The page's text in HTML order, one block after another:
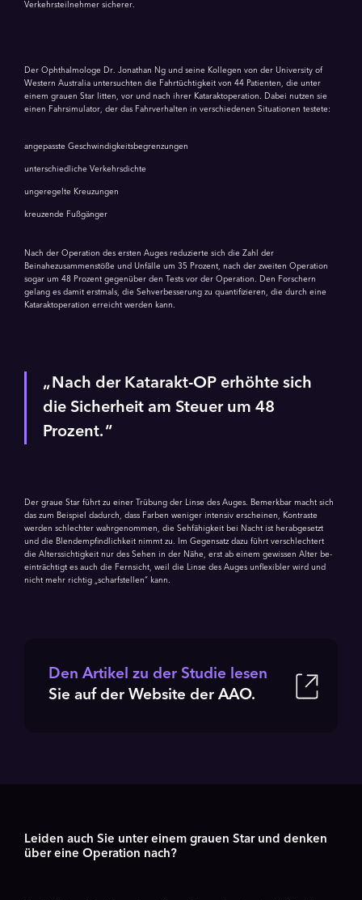
Verkehrsteilnehmer sicherer.
Der Ophthalmologe Dr. Jonathan Ng und seine Kollegen von der University of
Western Australia untersuchten die Fahrtüchtigkeit von 44 Patienten, die unter
einem grauen Star litten, vor und nach ihrer Kataraktoperation. Dabei nutzen sie
einen Fahrsimulator, der das Fahrverhalten in verschiedenen Situationen testete:
angepasste Geschwindigkeitsbegrenzungen
unterschiedliche Verkehrsdichte
ungeregelte Kreuzungen
kreuzende Fußgänger
Nach der Operation des ersten Auges reduzierte sich die Zahl der
Beinahezusammenstöße und Unfälle um 35 Prozent, nach der zweiten Operation
sogar um 48 Prozent gegenüber den Tests vor der Operation. Den Forschern
gelang es damit erstmals, die Sehverbesserung zu quantifizieren, die durch eine
Kataraktoperation erreicht werden kann.
Nach der Katarakt-OP erhöhte sich
die Sicherheit am Steuer um 48
Prozent.
Der graue Star führt zu einer Trübung der Linse des Auges. Bemerkbar macht sich
das zum Beispiel dadurch, dass Farben weniger intensiv erscheinen, Kontraste
werden schlechter wahrgenommen, die Sehfähigkeit bei Nacht ist herabgesetzt
und die Blendempfindlichkeit nimmt zu. Im Gegensatz dazu führt verschlechtert
die Alterssichtigkeit nur des Sehen in der Nähe, erst ab einem gewissen Alter be­
einträchtigt es auch die Fernsicht, weil die Linse des Auges unflexibler wird und
nicht mehr richtig „scharfstellen“ kann.
Den Artikel zu der Studie lesen
Sie auf der Website der AAO.
Leiden auch Sie unter einem grauen Star und denken
über eine Operation nach?